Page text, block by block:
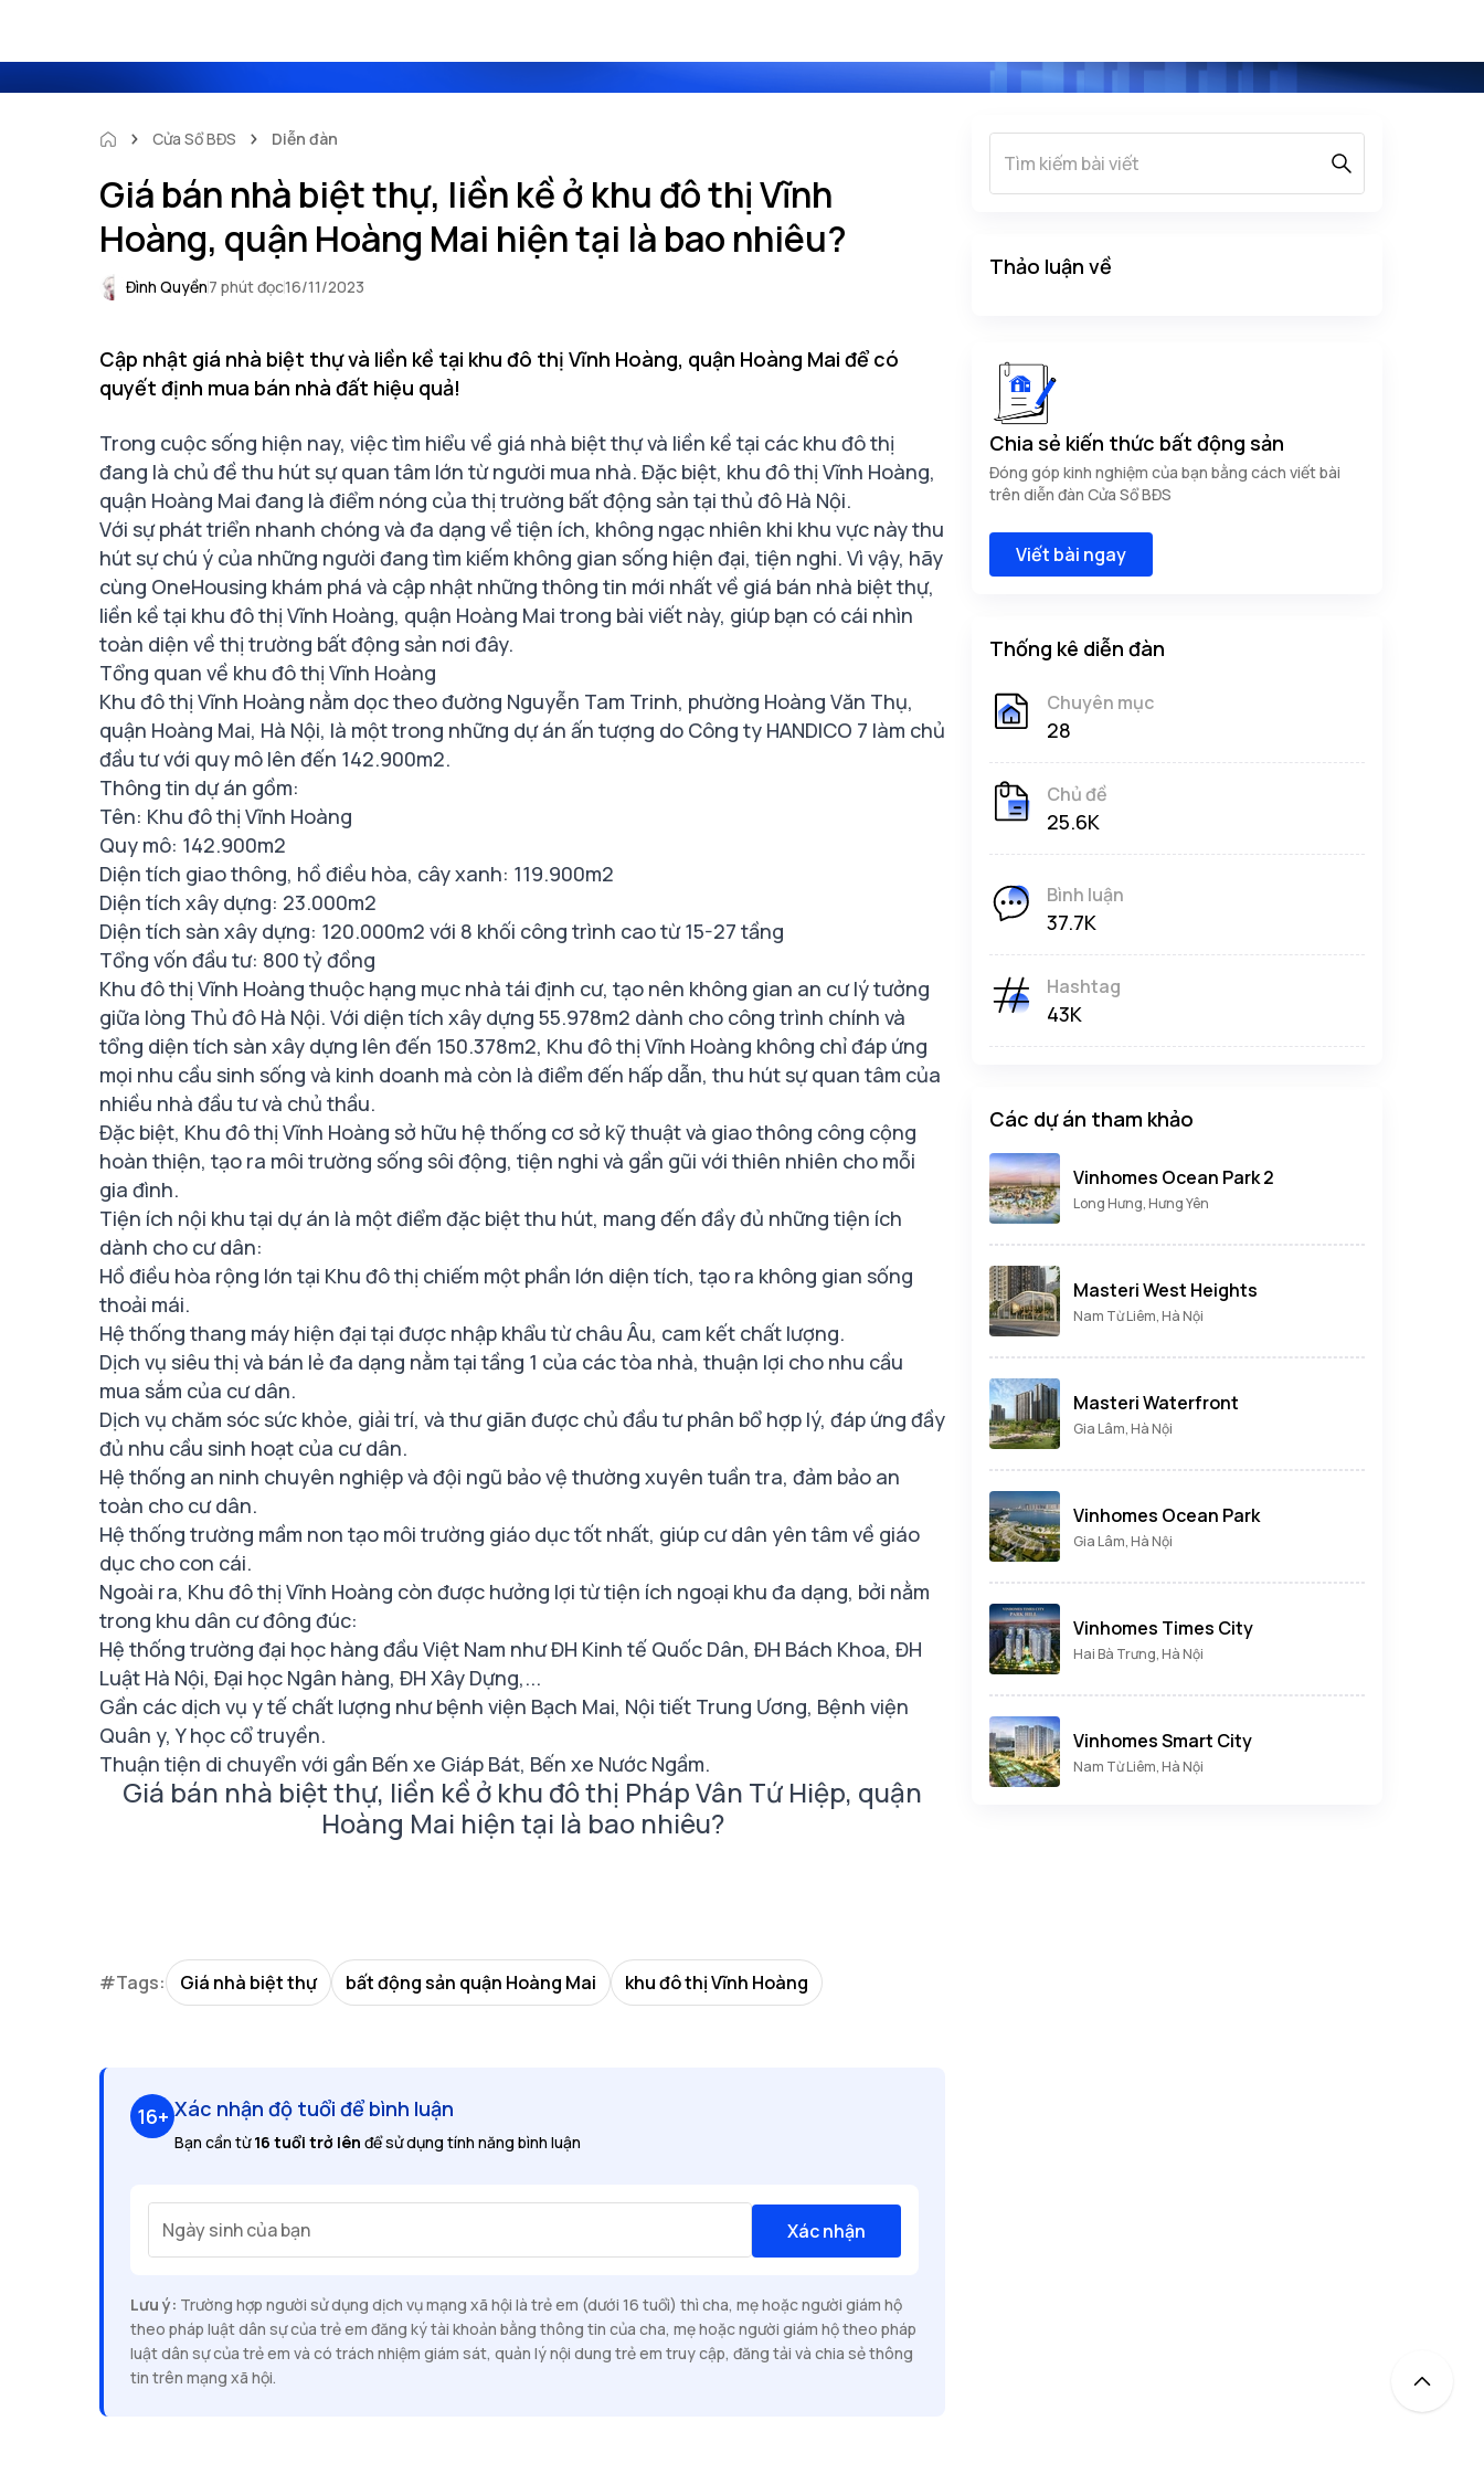
Cửa Sổ BĐS Diễn đàn
Giá bán nhà biệt thự, liền kề ở khu đô thị Vĩnh
Hoàng, quận Hoàng Mai hiện tại là bao nhiêu?
Đình Quyền7 phút đọc16/11/2023
Cập nhật giá nhà biệt thự và liền kề tại khu đô thị Vĩnh Hoàng, quận Hoàng Mai để có
quyết định mua bán nhà đất hiệu quả!
Trong cuộc sống hiện nay, việc tìm hiểu về giá nhà biệt thự và liền kề tại các khu đô thị
đang là chủ đề thu hút sự quan tâm lớn từ người mua nhà. Đặc biệt, khu đô thị Vĩnh Hoàng,
quận Hoàng Mai đang là điểm nóng của thị trường bất động sản tại thủ đô Hà Nội.
Với sự phát triển nhanh chóng và đa dạng về tiện ích, không ngạc nhiên khi khu vực này thu
hút sự chú ý của những người đang tìm kiếm không gian sống hiện đại, tiện nghi. Vì vậy, hãy
cùng OneHousing khám phá và cập nhật những thông tin mới nhất về giá bán nhà biệt thự,
liền kề tại khu đô thị Vĩnh Hoàng, quận Hoàng Mai trong bài viết này, giúp bạn có cái nhìn
toàn diện về thị trường bất động sản nơi đây.
Tổng quan về khu đô thị Vĩnh Hoàng
Khu đô thị Vĩnh Hoàng nằm dọc theo đường Nguyễn Tam Trinh, phường Hoàng Văn Thụ,
quận Hoàng Mai, Hà Nội, là một trong những dự án ấn tượng do Công ty HANDICO 7 làm chủ
đầu tư với quy mô lên đến 142.900m2.
Thông tin dự án gồm:
Tên: Khu đô thị Vĩnh Hoàng
Quy mô: 142.900m2
Diện tích giao thông, hồ điều hòa, cây xanh: 119.900m2
Diện tích xây dựng: 23.000m2
Diện tích sàn xây dựng: 120.000m2 với 8 khối công trình cao từ 15-27 tầng
Tổng vốn đầu tư: 800 tỷ đồng
Khu đô thị Vĩnh Hoàng thuộc hạng mục nhà tái định cư, tạo nên không gian an cư lý tưởng
giữa lòng Thủ đô Hà Nội. Với diện tích xây dựng 55.978m2 dành cho công trình chính và
tổng diện tích sàn xây dựng lên đến 150.378m2, Khu đô thị Vĩnh Hoàng không chỉ đáp ứng
mọi nhu cầu sinh sống và kinh doanh mà còn là điểm đến hấp dẫn, thu hút sự quan tâm của
nhiều nhà đầu tư và chủ thầu.
Đặc biệt, Khu đô thị Vĩnh Hoàng sở hữu hệ thống cơ sở kỹ thuật và giao thông công cộng
hoàn thiện, tạo ra môi trường sống sôi động, tiện nghi và gần gũi với thiên nhiên cho mỗi
gia đình.
Tiện ích nội khu tại dự án là một điểm đặc biệt thu hút, mang đến đầy đủ những tiện ích
dành cho cư dân:
Hồ điều hòa rộng lớn tại Khu đô thị chiếm một phần lớn diện tích, tạo ra không gian sống
thoải mái.
Hệ thống thang máy hiện đại tại được nhập khẩu từ châu Âu, cam kết chất lượng.
Dịch vụ siêu thị và bán lẻ đa dạng nằm tại tầng 1 của các tòa nhà, thuận lợi cho nhu cầu
mua sắm của cư dân.
Dịch vụ chăm sóc sức khỏe, giải trí, và thư giãn được chủ đầu tư phân bổ hợp lý, đáp ứng đầy
đủ nhu cầu sinh hoạt của cư dân.
Hệ thống an ninh chuyên nghiệp và đội ngũ bảo vệ thường xuyên tuần tra, đảm bảo an
toàn cho cư dân.
Hệ thống trường mầm non tạo môi trường giáo dục tốt nhất, giúp cư dân yên tâm về giáo
dục cho con cái.
Ngoài ra, Khu đô thị Vĩnh Hoàng còn được hưởng lợi từ tiện ích ngoại khu đa dạng, bởi nằm
trong khu dân cư đông đúc:
Hệ thống trường đại học hàng đầu Việt Nam như ĐH Kinh tế Quốc Dân, ĐH Bách Khoa, ĐH
Luật Hà Nội, Đại học Ngân hàng, ĐH Xây Dựng,...
Gần các dịch vụ y tế chất lượng như bệnh viện Bạch Mai, Nội tiết Trung Ương, Bệnh viện
Quân y, Y học cổ truyền.
Thuận tiện di chuyển với gần Bến xe Giáp Bát, Bến xe Nước Ngầm.
Giá bán nhà biệt thự, liền kề ở khu đô thị Pháp Vân Tứ Hiệp, quận
Hoàng Mai hiện tại là bao nhiêu?
#Tags: Giá nhà biệt thự bất động sản quận Hoàng Mai khu đô thị Vĩnh Hoàng
16+ Xác nhận độ tuổi để bình luận
Bạn cần từ16 tuổi trở lên để sử dụng tính năng bình luận
Ngày sinh của bạn Xác nhận
Lưu ý: Trường hợp người sử dụng dịch vụ mạng xã hội là trẻ em (dưới 16 tuổi) thì cha, mẹ hoặc người giám hộ
theo pháp luật dân sự của trẻ em đăng ký tài khoản bằng thông tin của cha, mẹ hoặc người giám hộ theo pháp
luật dân sự của trẻ em và có trách nhiệm giám sát, quản lý nội dung trẻ em truy cập, đăng tải và chia sẻ thông
tin trên mạng xã hội.
Thảo luận về
Chia sẻ kiến thức bất động sản
Đóng góp kinh nghiệm của bạn bằng cách viết bài
trên diễn đàn Cửa Sổ BĐS
Viết bài ngay
Thống kê diễn đàn
Chuyên mục
28
Chủ đề
25.6K
Bình luận
37.7K
Hashtag
43K
Các dự án tham khảo
Vinhomes Ocean Park 2
Long Hưng, Hưng Yên
Masteri West Heights
Nam Từ Liêm, Hà Nội
Masteri Waterfront
Gia Lâm, Hà Nội
Vinhomes Ocean Park
Gia Lâm, Hà Nội
Vinhomes Times City
Hai Bà Trưng, Hà Nội
Vinhomes Smart City
Nam Từ Liêm, Hà Nội